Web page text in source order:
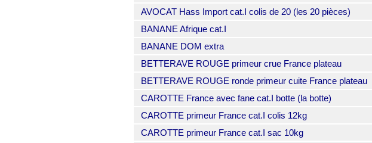
AVOCAT Hass Import cat.I colis de 20 (les 20 pièces)
BANANE Afrique cat.I
BANANE DOM extra
BETTERAVE ROUGE primeur crue France plateau
BETTERAVE ROUGE ronde primeur cuite France plateau
CAROTTE France avec fane cat.I botte (la botte)
CAROTTE primeur France cat.I colis 12kg
CAROTTE primeur France cat.I sac 10kg